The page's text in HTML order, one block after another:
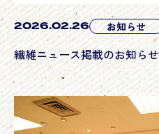
2026.02.26 お知らせ
繊維ニュース掲載のお知らせ